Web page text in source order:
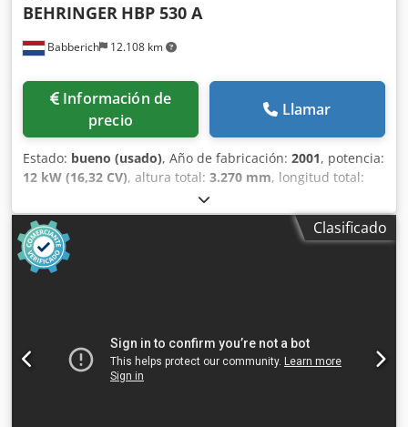
Babberich 12.108 km
BEHRINGER HBP 530 A
Información de
precio
Llamar
Estado: bueno (usado), Año de fabricación: 2001, potencia:
12 kW (16,32 CV), altura total: 3.270 mm, longitud total:
2.250 mm
Fabricante: BEHRINGER Modelo: HBP 530 A Año de
fabricación: 2001 Especificaciones Sistema métrico Sistema
estándar estadounidense Capacidad a 90° 530 x 530 °
Longitud mínima de corte 40 mm Longitud máxima de
información de esta página ha sido recopilada de buena fe
y, en la medida de lo posible, proporcionada por el
fabricante. La información se proporciona de buena fe,
Clasificado